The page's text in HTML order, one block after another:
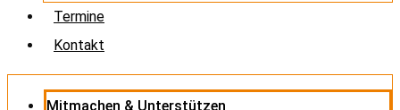
Termine
Kontakt
Mitmachen & Unterstützen